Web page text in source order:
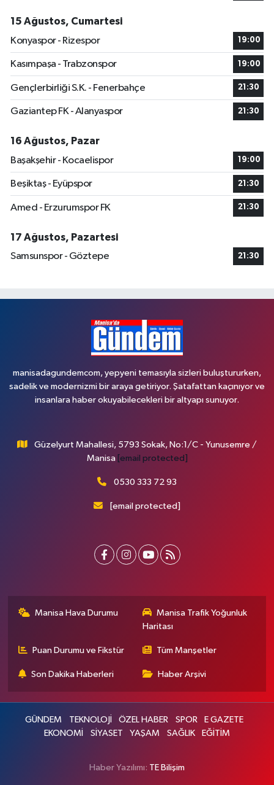
15 Ağustos, Cumartesi
Konyaspor - Rizespor
19:00
Kasımpaşa - Trabzonspor 19:00
Gençlerbirliği S.K. - Fenerbahçe 21:30
Gaziantep FK - Alanyaspor 21:30
16 Ağustos, Pazar
Başakşehir - Kocaelispor
19:00
Beşiktaş - Eyüpspor 21:30
Amed - Erzurumspor FK 21:30
17 Ağustos, Pazartesi
Samsunspor - Göztepe
21:30
manisadagundemcom, yepyeni temasıyla sizleri buluştururken,
sadelik ve modernizmi bir araya getiriyor. Şatafattan kaçınıyor ve
insanlara haber okuyabilecekleri bir altyapı sunuyor.
Güzelyurt Mahallesi, 5793 Sokak, No:1/C - Yunusemre /
Manisa [email protected]
0530 333 72 93
[email protected]
Manisa Hava Durumu
Manisa Trafik Yoğunluk
Haritası
Puan Durumu ve Fikstür Tüm Manşetler
Son Dakika Haberleri Haber Arşivi
GÜNDEM TEKNOLOJİ ÖZEL HABER SPOR
E GAZETE
EKONOMİ
SİYASET YAŞAM SAĞLIK EĞİTİM
Haber Yazılımı: TE Bilişim